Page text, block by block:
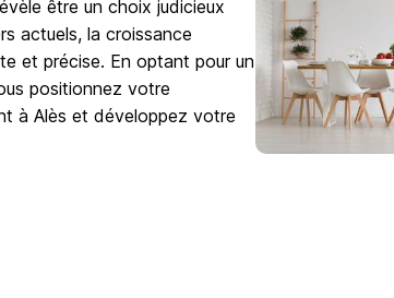
être un choix judicieux
actuels, la croissance
et précise. En optant pour un
positionnez votre
à Alès et développez votre